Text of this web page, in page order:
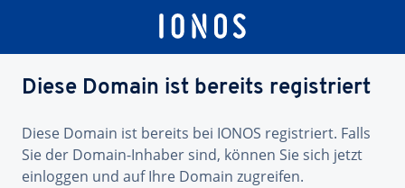
Diese Domain ist bereits registriert
Diese Domain ist bereits bei IONOS registriert. Falls
Sie der Domain-Inhaber sind, können Sie sich jetzt
einloggen und auf Ihre Domain zugreifen.